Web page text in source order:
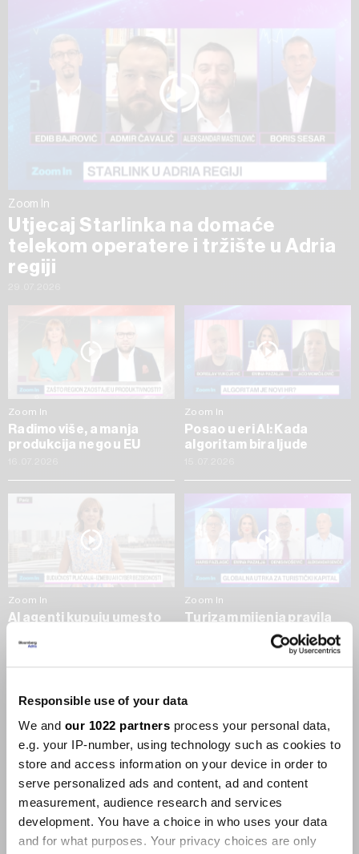
Responsible use of your data
We and our 1022 partners process your personal data,
e.g. your IP-number, using technology such as cookies to
store and access information on your device in order to
serve personalized ads and content, ad and content
measurement, audience research and services
development. You have a choice in who uses your data
and for what purposes. Your privacy choices are only
Zoom In
Utjecaj Starlinka na domaće
telekom operatere i tržište u Adria
regiji
Zoom In
Radimo više, a manja
produkcija nego u EU
Zoom In
Posao u eri AI: Kada
algoritam bira ljude
Zoom In
AI agenti kupuju umesto
09.07.2026
Zoom In
Turizam mijenja pravila
igre - Nova mapa turizma
09.07.2026
SVE VIJESTI IZ RUBRIKE ZOOM IN
Businessweek Adria
Korisnici GLP-1 lijekova mršave,
ekonomija se deblja
29.01.2026